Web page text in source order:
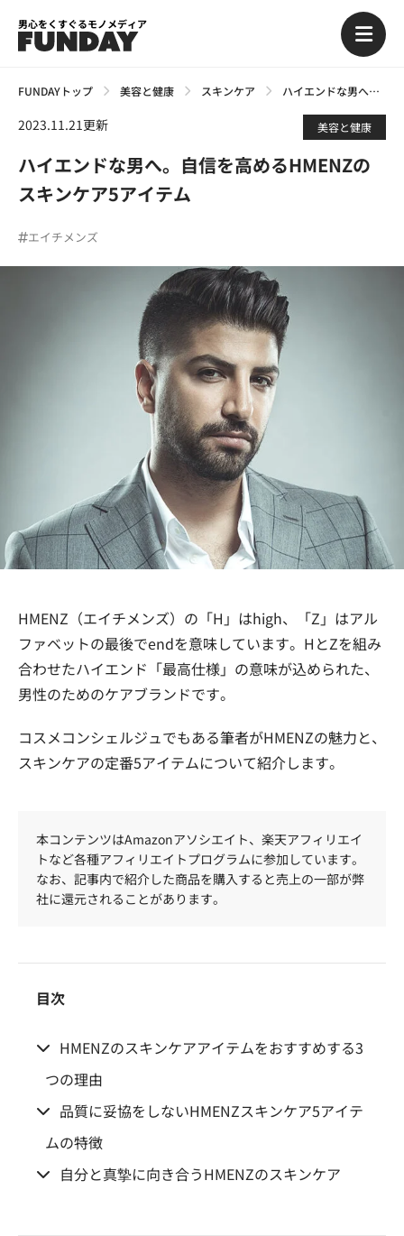
男心をくすぐるモノメディア
FUNDAYトップ 美容と健康 スキンケア ハイエンドな男へ。自信を高めるHMENZのスキンケア5アイテム
2023.11.21更新 美容と健康
ハイエンドな男へ。自信を高めるHMENZの
スキンケア5アイテム
エイチメンズ
HMENZ（エイチメンズ）の「H」はhigh、「Z」はアル
ファベットの最後でendを意味しています。HとZを組み
合わせたハイエンド「最高仕様」の意味が込められた、
男性のためのケアブランドです。
コスメコンシェルジュでもある筆者がHMENZの魅力と、
スキンケアの定番5アイテムについて紹介します。
本コンテンツはAmazonアソシエイト、楽天アフィリエイ
トなど各種アフィリエイトプログラムに参加しています。
なお、記事内で紹介した商品を購入すると売上の一部が弊
社に還元されることがあります。
目次
HMENZのスキンケアアイテムをおすすめする3
つの理由
品質に妥協をしないHMENZスキンケア5アイテ
ムの特徴
自分と真摯に向き合うHMENZのスキンケア